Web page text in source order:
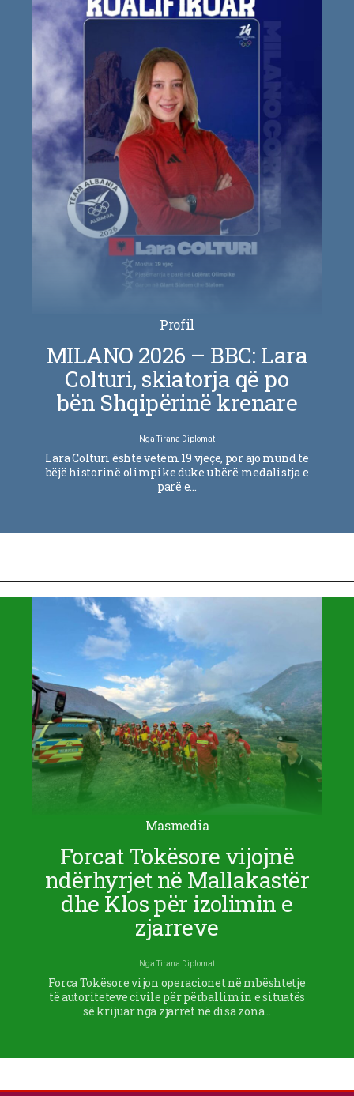
Profil
MILANO 2026 – BBC: Lara
Colturi, skiatorja që po
bën Shqipërinë krenare
NgaTirana Diplomat
Lara Colturi është vetëm 19 vjeçe, por ajo mund të
bëjë historinë olimpike duke u bërë medalistja e
parë e…
Masmedia
Forcat Tokësore vijojnë
ndërhyrjet në Mallakastër
dhe Klos për izolimin e
zjarreve
NgaTirana Diplomat
Forca Tokësore vijon operacionet në mbështetje
të autoriteteve civile për përballimin e situatës
së krijuar nga zjarret në disa zona…